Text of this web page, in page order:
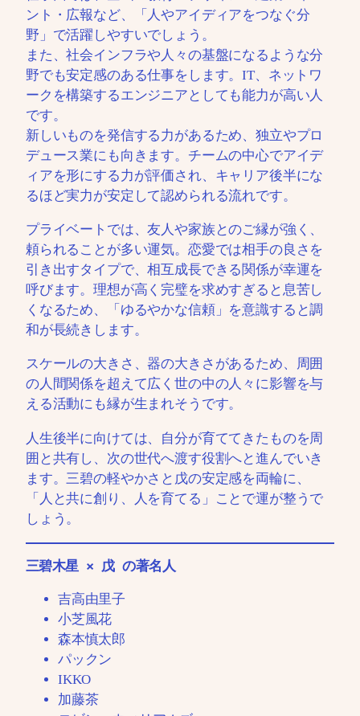
ント・広報など、「人やアイディアをつなぐ分
野」で活躍しやすいでしょう。
また、社会インフラや人々の基盤になるような分
野でも安定感のある仕事をします。IT、ネットワ
ークを構築するエンジニアとしても能力が高い人
です。
新しいものを発信する力があるため、独立やプロ
デュース業にも向きます。チームの中心でアイデ
ィアを形にする力が評価され、キャリア後半にな
るほど実力が安定して認められる流れです。
プライベートでは、友人や家族とのご縁が強く、
頼られることが多い運気。恋愛では相手の良さを
引き出すタイプで、相互成長できる関係が幸運を
呼びます。理想が高く完璧を求めすぎると息苦し
くなるため、「ゆるやかな信頼」を意識すると調
和が長続きします。
スケールの大きさ、器の大きさがあるため、周囲
の人間関係を超えて広く世の中の人々に影響を与
える活動にも縁が生まれそうです。
人生後半に向けては、自分が育ててきたものを周
囲と共有し、次の世代へ渡す役割へと進んでいき
ます。三碧の軽やかさと戊の安定感を両輪に、
「人と共に創り、人を育てる」ことで運が整うで
しょう。
三碧木星 × 戊 の著名人
吉高由里子
小芝風花
森本慎太郎
パックン
IKKO
加藤茶